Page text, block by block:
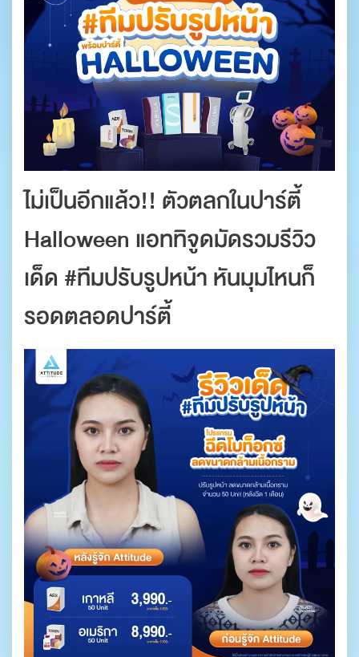
ไม่เป็นอีกแล้ว!! ตัวตลกในปาร์ตี้
Halloween แอททิจูดมัดรวมรีวิว
เด็ด #ทีมปรับรูปหน้า หันมุมไหนก็
รอดตลอดปาร์ตี้